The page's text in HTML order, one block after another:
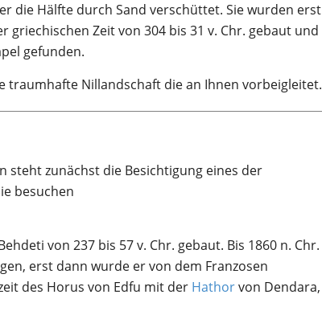
die Hälfte durch Sand verschüttet. Sie wurden erst
Zeit von 304 bis 31 v. Chr. gebaut und
gefunden.
traumhafte Nillandschaft die an Ihnen vorbeigleitet.
steht zunächst die Besichtigung eines der
besuchen
von 237 bis 57 v. Chr. gebaut. Bis 1860 n. Chr.
erst dann wurde er von dem Franzosen
des Horus von Edfu mit der Hathorvon Dendara,